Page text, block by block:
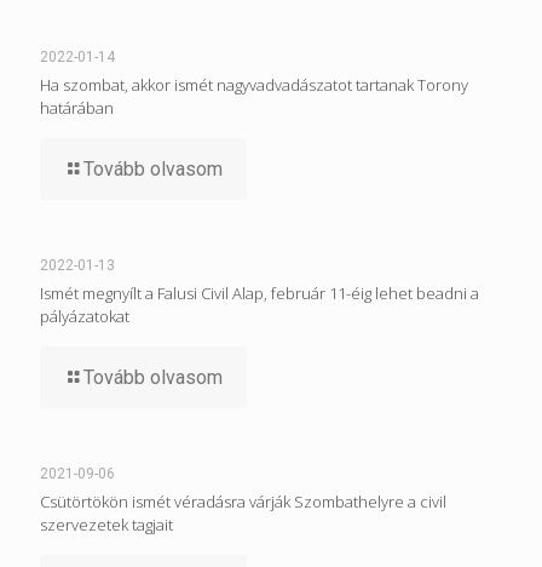
2022-01-14
Ha szombat, akkor ismét nagyvadvadászatot tartanak Torony
határában
Tovább olvasom
2022-01-13
Ismét megnyílt a Falusi Civil Alap, február 11-éig lehet beadni a
pályázatokat
Tovább olvasom
2021-09-06
Csütörtökön ismét véradásra várják Szombathelyre a civil
szervezetek tagjait